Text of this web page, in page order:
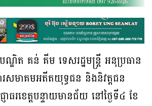
ណ្ឌិត គន់ គីម ទេសរដ្ឋមន្រ្តី អនុប្រធាន
រសមាគមអតីតយុទ្ធជន និងនិវត្តជន
ាធរខេត្តបន្ទាយមានជ័យ នៅថ្ងៃទី៤ ខែ